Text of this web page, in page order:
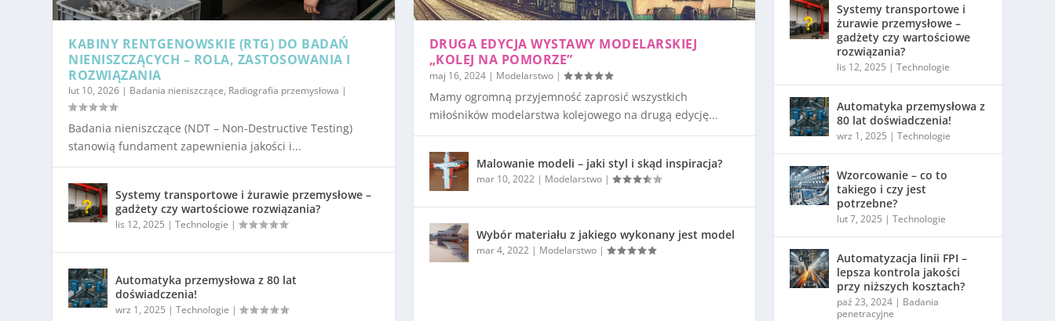
KABINY RENTGENOWSKIE (RTG) DO BADAŃ
NIENISZCZĄCYCH – ROLA, ZASTOSOWANIA I
ROZWIĄZANIA
lut 10, 2026 | Badania nieniszczące, Radiografia przemysłowa |
Badania nieniszczące (NDT – Non-Destructive Testing)
stanowią fundament zapewnienia jakości i...
Systemy transportowe i żurawie przemysłowe –
gadżety czy wartościowe rozwiązania?
lis 12, 2025 |Technologie |
Automatyka przemysłowa z 80 lat
doświadczenia!
wrz 1, 2025 |Technologie |
DRUGA EDYCJA WYSTAWY MODELARSKIEJ
„KOLEJ NA POMORZE”
maj 16, 2024| Modelarstwo|
Mamy ogromną przyjemność zaprosić wszystkich
miłośników modelarstwa kolejowego na drugą edycję...
Malowanie modeli – jaki styl i skąd inspiracja?
mar 10, 2022 | Modelarstwo|
Wybór materiału z jakiego wykonany jest model
mar 4, 2022 | Modelarstwo|
Systemy transportowe i
żurawie przemysłowe –
gadżety czy wartościowe
rozwiązania?
lis 12, 2025 |Technologie
Automatyka przemysłowa z
80 lat doświadczenia!
wrz 1, 2025 |Technologie
Wzorcowanie – co to
takiego i czy jest
potrzebne?
lut 7, 2025 |Technologie
Automatyzacja linii FPI –
lepsza kontrola jakości
przy niższych kosztach?
paź 23, 2024 | Badania
penetracyjne